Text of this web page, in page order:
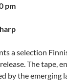
pm
a selection
The tape,
by the emerging